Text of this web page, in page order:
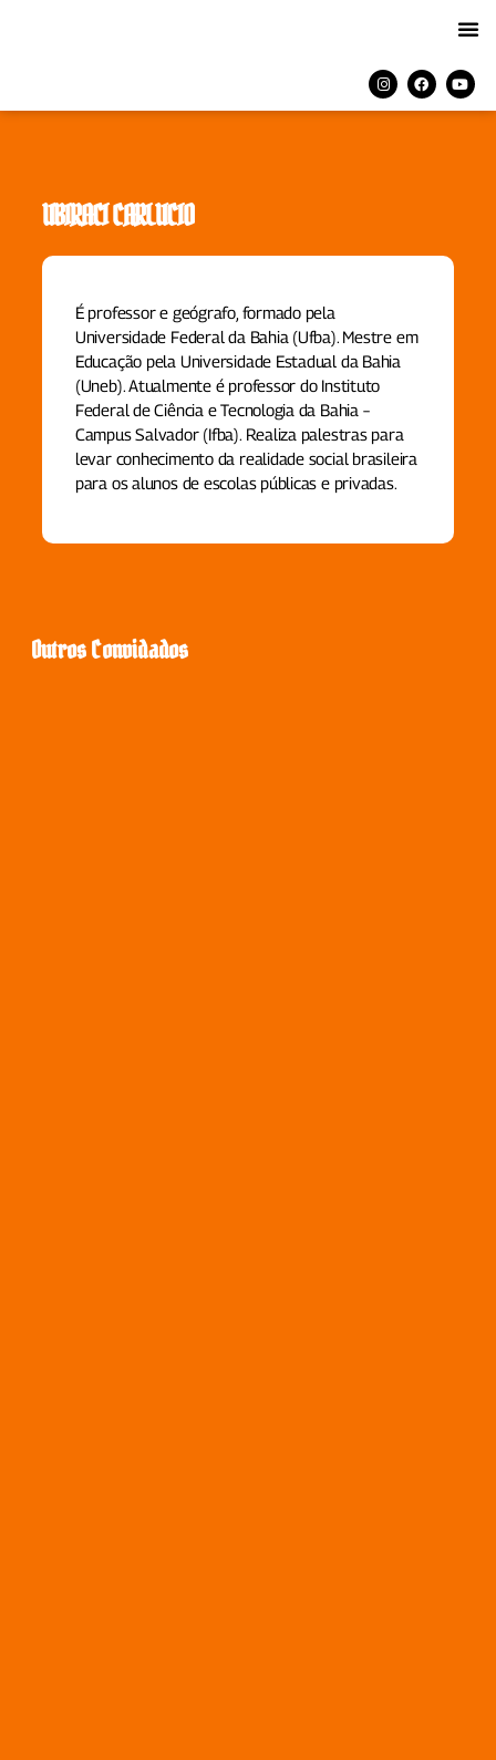
UBIRACI CARLUCIO
É professor e geógrafo, formado pela
Universidade Federal da Bahia (Ufba). Mestre em
Educação pela Universidade Estadual da Bahia
(Uneb). Atualmente é professor do Instituto
Federal de Ciência e Tecnologia da Bahia –
Campus Salvador (Ifba). Realiza palestras para
levar conhecimento da realidade social brasileira
para os alunos de escolas públicas e privadas.
Outros Convidados